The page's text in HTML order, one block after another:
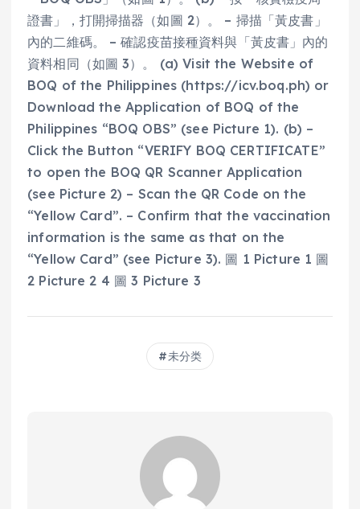
證書」，打開掃描器（如圖 2）。 – 掃描「黃皮書」
內的二維碼。 – 確認疫苗接種資料與「黃皮書」內的
資料相同（如圖 3）。 (a) Visit the Website of
BOQ of the Philippines (https://icv.boq.ph) or
Download the Application of BOQ of the
Philippines “BOQ OBS” (see Picture 1). (b) –
Click the Button “VERIFY BOQ CERTIFICATE”
to open the BOQ QR Scanner Application
(see Picture 2) – Scan the QR Code on the
“Yellow Card”. – Confirm that the vaccination
information is the same as that on the
“Yellow Card” (see Picture 3). 圖 1 Picture 1 圖
2 Picture 2 4 圖 3 Picture 3
未分类